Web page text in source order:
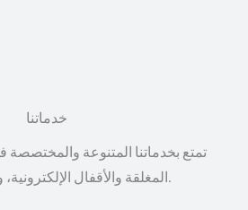
خدماتنا
تمتع بخدماتنا المتنوعة والمختصصة